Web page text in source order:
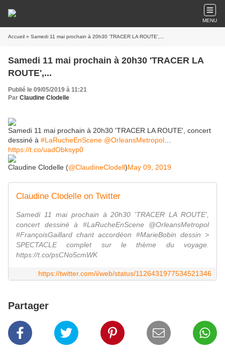
MENU
Accueil » Samedi 11 mai prochain à 20h30 'TRACER LA ROUTE',...
Samedi 11 mai prochain à 20h30 'TRACER LA
ROUTE',...
Publié le 09/05/2019 à 11:21
Par Claudine Clodelle
Samedi 11 mai prochain à 20h30 'TRACER LA ROUTE', concert
dessiné à #LaRucheEnScene @OrleansMetropol
https://t.co/uadObksyp0
Claudine Clodelle (@ClaudineClodell)May 09, 2019
Claudine Clodelle on Twitter
Samedi 11 mai prochain à 20h30 'TRACER LA ROUTE',
concert dessiné à #LaRucheEnScene @OrleansMetropol
#FrançoisGaillard chant accordéon #MarieBobin dessin >
SPECTACLE complet sur le thème du voyage.
https://t.co/psCNo5cmWK
https://twitter.com/i/web/status/1126431977534521346
Partager